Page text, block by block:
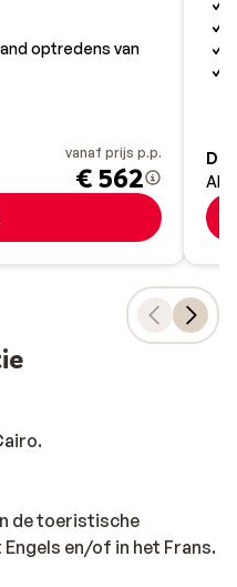
vergeet niet: afdingen
optredens van
vanaf prijs p.p.
€ 562
Di
All
de toeristische
en/of in het Frans.